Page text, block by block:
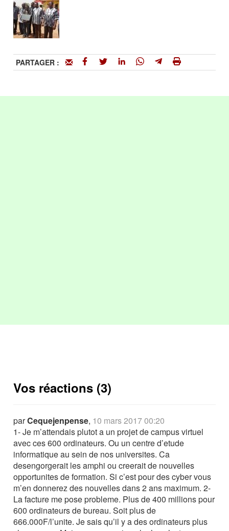
PARTAGER :
Vos réactions (3)
parCequejenpense, 10 mars 2017 00:20
1- Je m’attendais plutot a un projet de campus virtuel
avec ces 600 ordinateurs. Ou un centre d’etude
informatique au sein de nos universites. Ca
desengorgerait les amphi ou creerait de nouvelles
opportunites de formation. Si c’est pour des cyber vous
m’en donnerez des nouvelles dans 2 ans maximum. 2-
La facture me pose probleme. Plus de 400 millions pour
600 ordinateurs de bureau. Soit plus de
666.000F/l’unite. Je sais qu’il y a des ordinateurs plus